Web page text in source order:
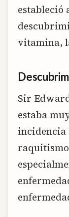
estableció
vitamina,
Sir
estaba
incidencia